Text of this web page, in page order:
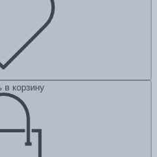
в корзину